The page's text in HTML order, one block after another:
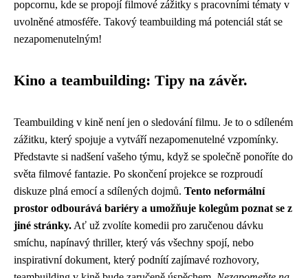
popcornu, kde se propojí filmové zážitky s pracovními tématy v
uvolněné atmosféře. Takový teambuilding má potenciál stát se
nezapomenutelným!
Kino a teambuilding: Tipy na závěr.
Teambuilding v kině není jen o sledování filmu. Je to o sdíleném
zážitku, který spojuje a vytváří nezapomenutelné vzpomínky.
Představte si nadšení vašeho týmu, když se společně ponoříte do
světa filmové fantazie. Po skončení projekce se rozproudí
diskuze plná emocí a sdílených dojmů. Tento neformální
prostor odbourává bariéry a umožňuje kolegům poznat se z
jiné stránky. Ať už zvolíte komedii pro zaručenou dávku
smíchu, napínavý thriller, který vás všechny spojí, nebo
inspirativní dokument, který podnítí zajímavé rozhovory,